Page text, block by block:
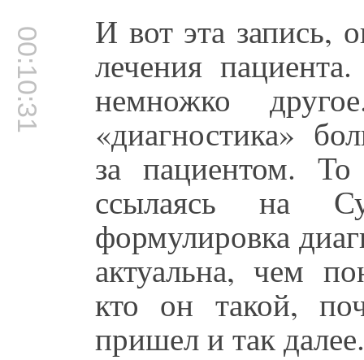
00:10:31 И вот эта запись,
лечения
немножко
«диагностика»
за пациентом.
ссылаясь на
формулировка
актуальна, чем
кто он такой,
пришел и так далее.